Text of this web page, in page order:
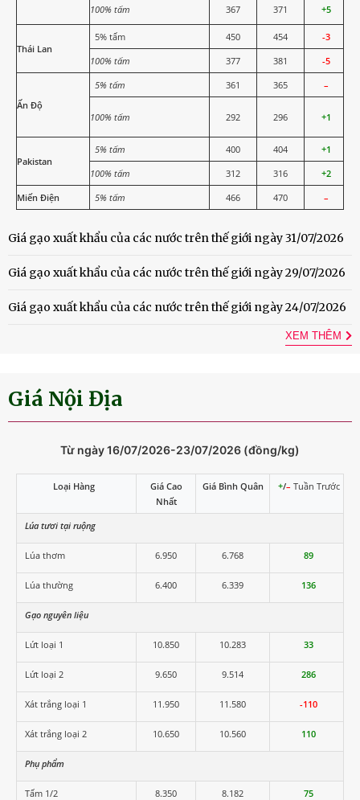
100% tấm 367 371 +5
Thái Lan
5% tấm 450 454
-3
100% tấm
377 381 -5
Ấn Độ
5% tấm 361 365 –
100% tấm 292 296 +1
Pakistan
5% tấm 400 404
+1
100% tấm
312 316
+2
Miến Điện
5% tấm 466 470 –
Giá gạo xuất khẩu của các nước trên thế giới ngày 31/07/2026
Giá gạo xuất khẩu của các nước trên thế giới ngày 29/07/2026
Giá gạo xuất khẩu của các nước trên thế giới ngày 24/07/2026
XEM THÊM
Giá Nội Địa
Từ ngày 16/07/2026-23/07/2026 (đồng/kg)
Loại Hàng
Giá Cao
Nhất
Giá Bình Quân +/– Tuần Trước
Lúa tươi tại ruộng
Lúa thơm 6.950 6.768 89
Lúa thường 6.400 6.339 136
Gạo nguyên liệu
Lứt loại 1 10.850 10.283 33
Lứt loại 2 9.650 9.514 286
Xát trắng loại 1 11.950 11.580 -110
Xát trắng loại 2 10.650 10.560 110
Phụ phẩm
Tấm 1/2 8.350 8.182 75